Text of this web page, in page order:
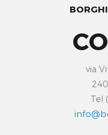
via
Tel